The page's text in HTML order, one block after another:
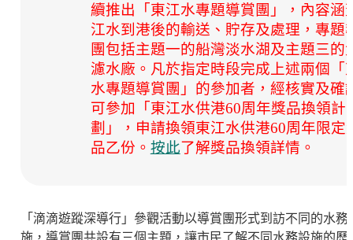
續推出「東江水專題導賞團」，內容涵
江水到港後的輸送、貯存及處理，專題
團包括主題一的船灣淡水湖及主題三的
濾水廠。 凡於指定時段完成上述兩個「
水專題導賞團」的參加者，經核實及確
可參加「東江水供港60周年獎品換領計
劃」，申請換領東江水供港60周年限定
品乙份。 按此了解獎品換領詳情。
「滴滴遊蹤深導行」參觀活動以導賞團形式到訪不同的水務